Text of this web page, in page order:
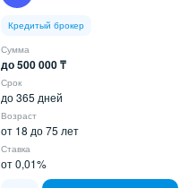
Кредитый брокер
Сумма
до 500 000 ₸
Срок
до 365 дней
Возраст
от 18 до 75 лет
Ставка
от 0,01%